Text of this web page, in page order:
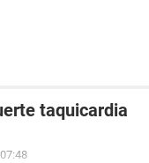
taquicardia